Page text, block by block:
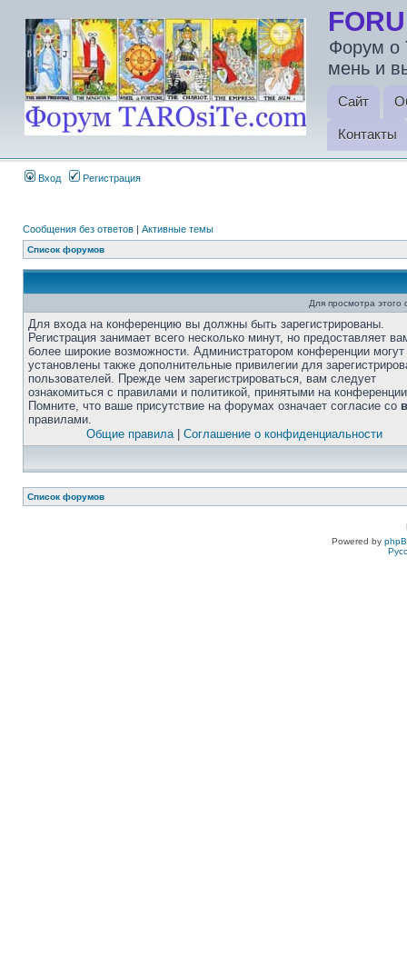
Форум о
мень и
Сайт
Контакты
Вход Регистрация
Сообщения без ответов | Активные темы
Список форумов
Для просмотра
Для входа на конференцию вы должны быть зарегистрированы.
Регистрация занимает всего несколько минут, но предоставляет
более широкие возможности. Администратором конференции
установлены также дополнительные привилегии для
пользователей. Прежде чем зарегистрироваться, вам следует
ознакомиться с правилами и политикой, принятыми на
Помните, что ваше присутствие на форумах означает согласие со
правилами.
Общие правила| Соглашение о конфиденциальности
Список форумов
Powered by